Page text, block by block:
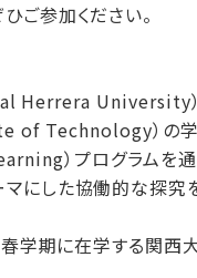
ご参加ください。
Herrera University）
Technology）の
）プログラムを通じ
にした協働的な探究
学期に在学する関西